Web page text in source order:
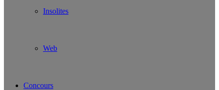
Insolites
Web
Concours